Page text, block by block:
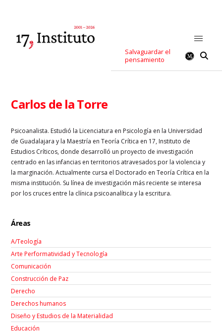
Salvaguardar el
pensamiento
Carlos de la Torre
Psicoanalista. Estudió la Licenciatura en Psicología en la Universidad
de Guadalajara y la Maestría en Teoría Crítica en 17, Instituto de
Estudios Críticos, donde desarrolló un proyecto de investigación
centrado en las infancias en territorios atravesados por la violencia y
la marginación. Actualmente cursa el Doctorado en Teoría Crítica en la
misma institución. Su línea de investigación más reciente se interesa
por los cruces entre la clínica psicoanalítica y la escritura.
Áreas
A/Teología
Arte Performatividad y Tecnología
Comunicación
Construcción de Paz
Derecho
Derechos humanos
Diseño y Estudios de la Materialidad
Educación